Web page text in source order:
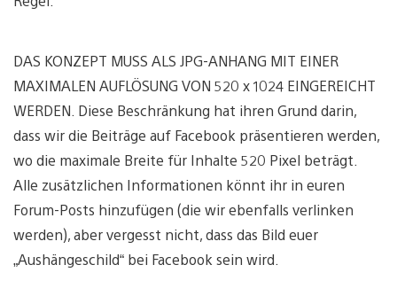
DAS KONZEPT MUSS ALS JPG-ANHANG MIT EINER
MAXIMALEN AUFLÖSUNG VON 520 x 1024 EINGEREICHT
WERDEN. Diese Beschränkung hat ihren Grund darin,
dass wir die Beiträge auf Facebook präsentieren werden,
wo die maximale Breite für Inhalte 520 Pixel beträgt.
Alle zusätzlichen Informationen könnt ihr in euren
Forum-Posts hinzufügen (die wir ebenfalls verlinken
werden), aber vergesst nicht, dass das Bild euer
„Aushängeschild“ bei Facebook sein wird.